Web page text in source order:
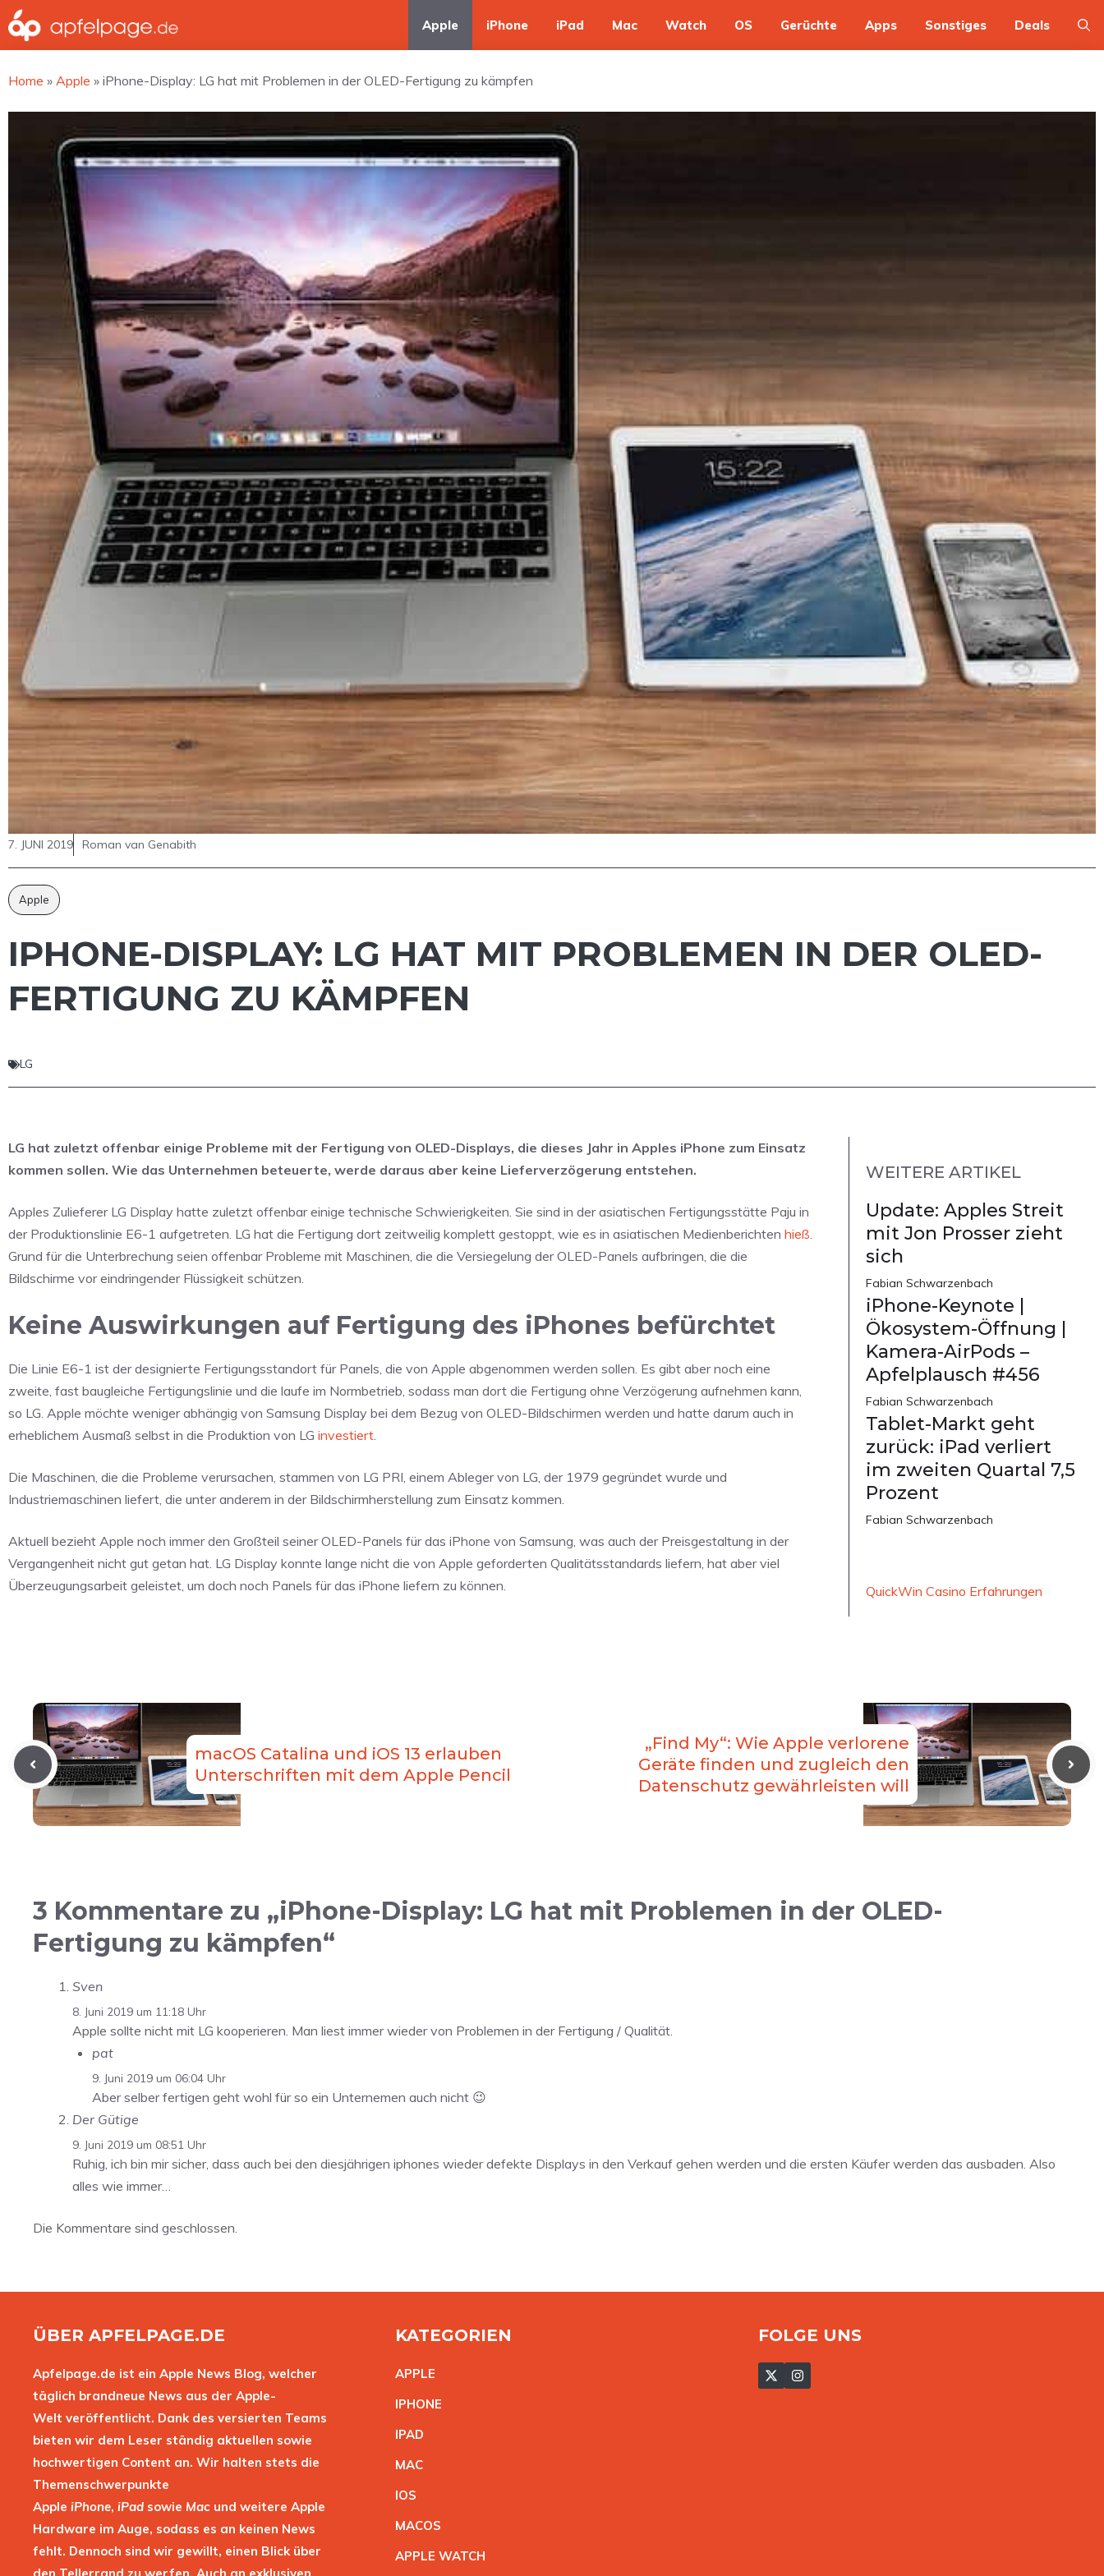
Zum
Inhalt
springen
Apple iPhone iPad Mac Watch OS Gerüchte Apps Sonstiges Deals
Home » Apple » iPhone-Display: LG hat mit Problemen in der OLED-Fertigung zu kämpfen
7. JUNI 2019 Roman van Genabith
Apple
IPHONE-DISPLAY: LG HAT MIT PROBLEMEN IN DER OLED-
FERTIGUNG ZU KÄMPFEN
LG
LG hat zuletzt offenbar einige Probleme mit der Fertigung von OLED-Displays, die dieses Jahr in Apples iPhone zum Einsatz
kommen sollen. Wie das Unternehmen beteuerte, werde daraus aber keine Lieferverzögerung entstehen.
Apples Zulieferer LG Display hatte zuletzt offenbar einige technische Schwierigkeiten. Sie sind in der asiatischen Fertigungsstätte Paju in
der Produktionslinie E6-1 aufgetreten. LG hat die Fertigung dort zeitweilig komplett gestoppt, wie es in asiatischen Medienberichten hieß.
Grund für die Unterbrechung seien offenbar Probleme mit Maschinen, die die Versiegelung der OLED-Panels aufbringen, die die
Bildschirme vor eindringender Flüssigkeit schützen.
Keine Auswirkungen auf Fertigung des iPhones befürchtet
Die Linie E6-1 ist der designierte Fertigungsstandort für Panels, die von Apple abgenommen werden sollen. Es gibt aber noch eine
zweite, fast baugleiche Fertigungslinie und die laufe im Normbetrieb, sodass man dort die Fertigung ohne Verzögerung aufnehmen kann,
so LG. Apple möchte weniger abhängig von Samsung Display bei dem Bezug von OLED-Bildschirmen werden und hatte darum auch in
erheblichem Ausmaß selbst in die Produktion von LG investiert.
Die Maschinen, die die Probleme verursachen, stammen von LG PRI, einem Ableger von LG, der 1979 gegründet wurde und
Industriemaschinen liefert, die unter anderem in der Bildschirmherstellung zum Einsatz kommen.
Aktuell bezieht Apple noch immer den Großteil seiner OLED-Panels für das iPhone von Samsung, was auch der Preisgestaltung in der
Vergangenheit nicht gut getan hat. LG Display konnte lange nicht die von Apple geforderten Qualitätsstandards liefern, hat aber viel
Überzeugungsarbeit geleistet, um doch noch Panels für das iPhone liefern zu können.
WEITERE ARTIKEL
Update: Apples Streit
mit Jon Prosser zieht
sich
Fabian Schwarzenbach
iPhone-Keynote |
Ökosystem-Öffnung |
Kamera-AirPods –
Apfelplausch #456
Fabian Schwarzenbach
Tablet-Markt geht
zurück: iPad verliert
im zweiten Quartal 7,5
Prozent
Fabian Schwarzenbach
QuickWin Casino Erfahrungen
macOS Catalina und iOS 13 erlauben
Unterschriften mit dem Apple Pencil
„Find My“: Wie Apple verlorene
Geräte finden und zugleich den
Datenschutz gewährleisten will
3 Kommentare zu „iPhone-Display: LG hat mit Problemen in der OLED-
Fertigung zu kämpfen“
Sven
8. Juni 2019 um 11:18 Uhr
Apple sollte nicht mit LG kooperieren. Man liest immer wieder von Problemen in der Fertigung / Qualität.
pat
9. Juni 2019 um 06:04 Uhr
Aber selber fertigen geht wohl für so ein Unternemen auch nicht 😉
Der Gütige
9. Juni 2019 um 08:51 Uhr
Ruhig, ich bin mir sicher, dass auch bei den diesjährigen iphones wieder defekte Displays in den Verkauf gehen werden und die ersten Käufer werden das ausbaden. Also
alles wie immer…
Die Kommentare sind geschlossen.
ÜBER APFELPAGE.DE
Apfelpage.de ist ein Apple News Blog, welcher
täglich brandneue News aus der Apple-
Welt veröffentlicht. Dank des versierten Teams
bieten wir dem Leser ständig aktuellen sowie
hochwertigen Content an. Wir halten stets die
Themenschwerpunkte
Apple iPhone, iPad sowie Mac und weitere Apple
Hardware im Auge, sodass es an keinen News
fehlt. Dennoch sind wir gewillt, einen Blick über
den Tellerrand zu werfen. Auch an exklusiven
KATEGORIEN
APPLE
IPHONE
IPAD
MAC
IOS
MACOS
APPLE WATCH
FOLGE UNS